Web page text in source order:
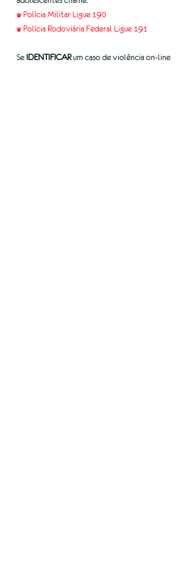
• Polícia Militar Ligue 190
• Polícia Rodoviária Federal Ligue 191
Se IDENTIFICAR um caso de violência on-line